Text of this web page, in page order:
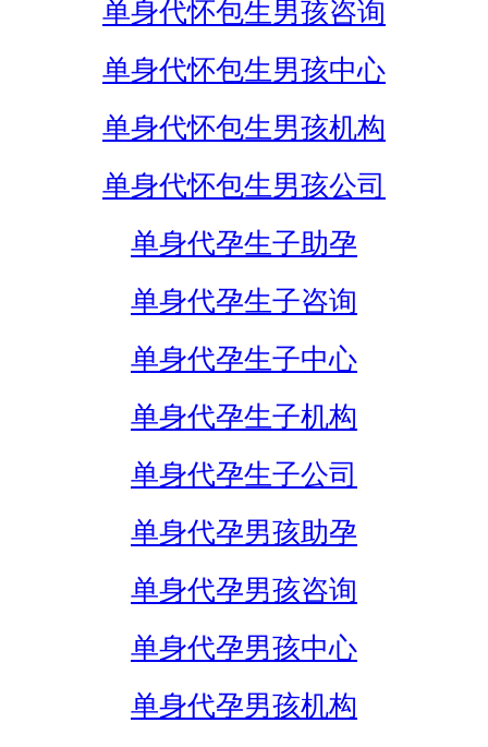
单身代怀包生男孩咨询
单身代怀包生男孩中心
单身代怀包生男孩机构
单身代怀包生男孩公司
单身代孕生子助孕
单身代孕生子咨询
单身代孕生子中心
单身代孕生子机构
单身代孕生子公司
单身代孕男孩助孕
单身代孕男孩咨询
单身代孕男孩中心
单身代孕男孩机构